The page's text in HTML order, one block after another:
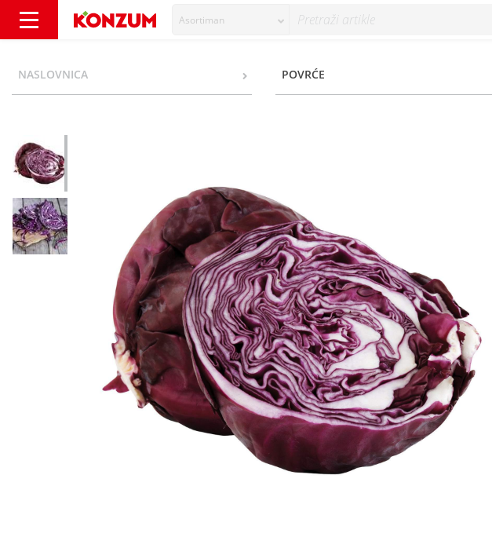
Asortiman
NASLOVNICA POVRĆE